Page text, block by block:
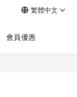
繁體中文
會員優惠